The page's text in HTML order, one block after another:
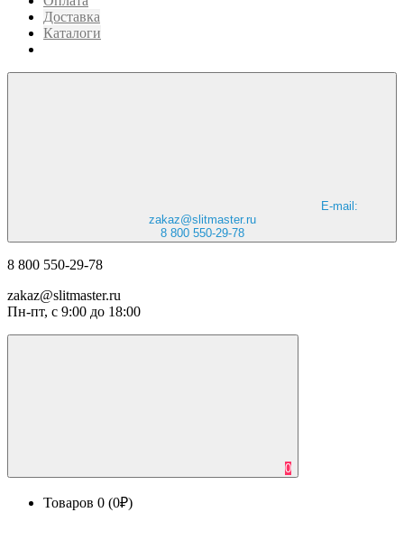
Доставка
Каталоги
E-mail:
zakaz@slitmaster.ru
8 800 550-29-78
8 800 550-29-78
zakaz@slitmaster.ru
Пн-пт, с 9:00 до 18:00
0
Товаров 0 (0₽)